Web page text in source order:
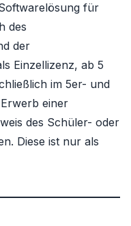
für
des
der
Einzellizenz, ab 5
im 5er- und
einer
des Schüler- oder
Diese ist nur als